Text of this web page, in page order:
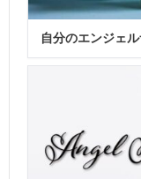
自分のエンジェ